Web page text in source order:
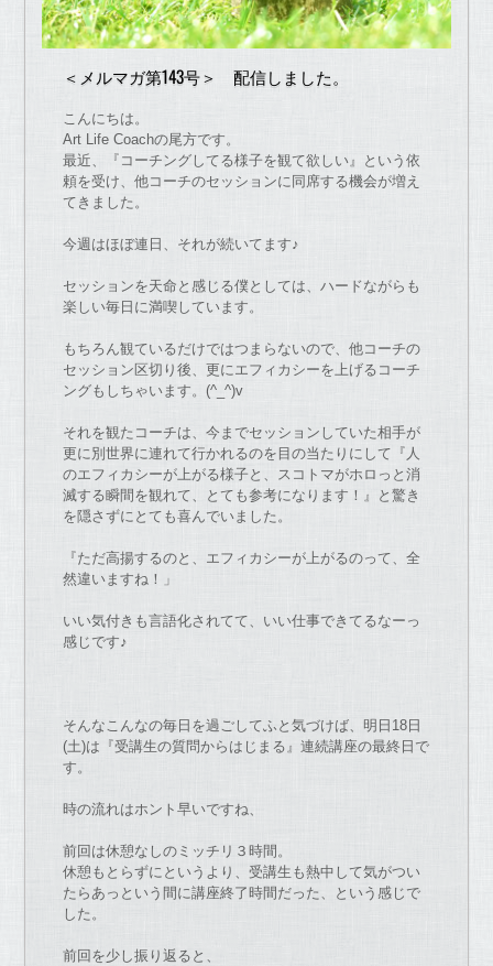
＜メルマガ第143号＞ 配信しました。
こんにちは。
Art Life Coachの尾方です。
最近、『 コーチ ングしてる様子を観て欲しい』という依
頼を受け、 他コーチのセッションに同席する機会が増え
てきまし た。
今週はほぼ連日、それが続いてます♪
セッションを天命と感じる僕としては、 ハードながらも
楽しい毎日に満喫しています。
もちろん観ているだけではつまら ないので、 他コーチの
セッション区切り後、 更にエフィカシーを上げる コーチ
ングもしちゃいます。(^_^)v
それを観た コーチは、 今ま でセッションしていた相手が
更に別世界に連れて行かれるのを 目 の当 た りにして『人
のエフィカシーが上がる様子と、 スコトマがホロっと消
滅する瞬間を観れて、
とても参考にな ります！』
と驚き
を隠さずにとても喜んでいまし た。
『ただ高揚するのと、エフィカシーが上がるのって、 全
然違いますね！」
いい気付きも言語化されてて、いい仕事できてるなーっ
感じ です♪
そんなこんなの毎日を過ごしてふと気づけば、明日18日
(土)は『受講生の質問からはじまる』連続講座の最終日 で
す。
時の流れはホント早いですね、
前回は休憩な しのミッチリ３時間。
休憩もとらずにというより、 受講生も熱中して気がつい
た らあっという間に講座終了時間だっ た 、という感じで
し た。
前回を少し振り返ると、